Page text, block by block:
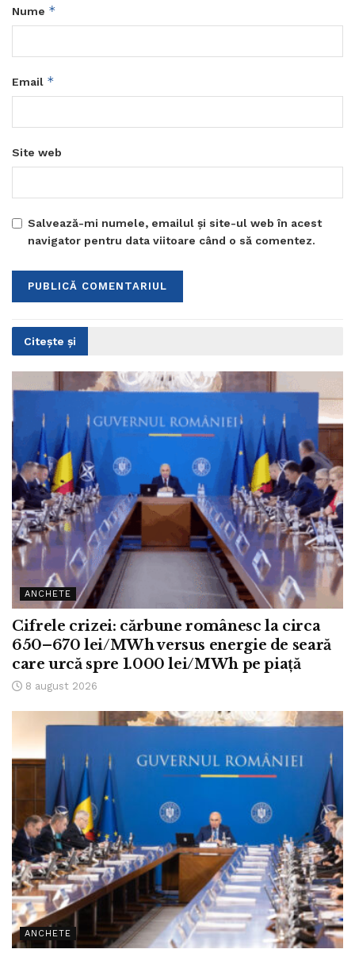
Nume *
Email *
Site web
Salvează-mi numele, emailul și site-ul web în acest
navigator pentru data viitoare când o să comentez.
Citește și
ANCHETE
Cifrele crizei: cărbune românesc la circa
650–670 lei/MWh versus energie de seară
care urcă spre 1.000 lei/MWh pe piață
8 august 2026
ANCHETE